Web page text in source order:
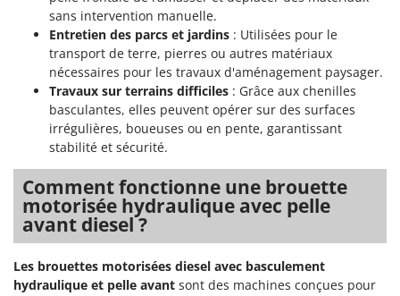
Soufreuses - Poudreuses pour tracteur
Taille-haies
Taille-haies à bras pour tracteur
Tarières
Tondeuses à Gazon
Tondeuses autoportées
Tondeuses débroussailleuses thermiques
Trancheuses
Transpalettes
Kemper
Keter
KitchenAid
Komo
Laica
Lampacrescia - MGM
Landxcape
LAR Casalinghi
Lavor
Linea VZ
sans intervention manuelle.
Entretien des parcs et jardins : Utilisées pour le
transport de terre, pierres ou autres matériaux
nécessaires pour les travaux d'aménagement paysager.
Travaux sur terrains difficiles : Grâce aux chenilles
basculantes, elles peuvent opérer sur des surfaces
irrégulières, boueuses ou en pente, garantissant
stabilité et sécurité.
Comment fonctionne une brouette
motorisée hydraulique avec pelle
avant diesel ?
Les brouettes motorisées diesel avec basculement
hydraulique et pelle avant sont des machines conçues pour